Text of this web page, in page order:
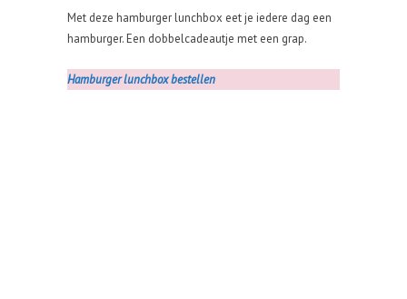
Met deze hamburger lunchbox eet je iedere dag een
hamburger. Een dobbelcadeautje met een grap.
Hamburger lunchbox bestellen